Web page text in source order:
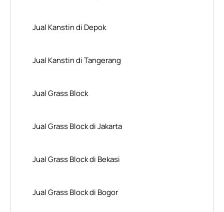
Jual Kanstin di Depok
Jual Kanstin di Tangerang
Jual Grass Block
Jual Grass Block di Jakarta
Jual Grass Block di Bekasi
Jual Grass Block di Bogor